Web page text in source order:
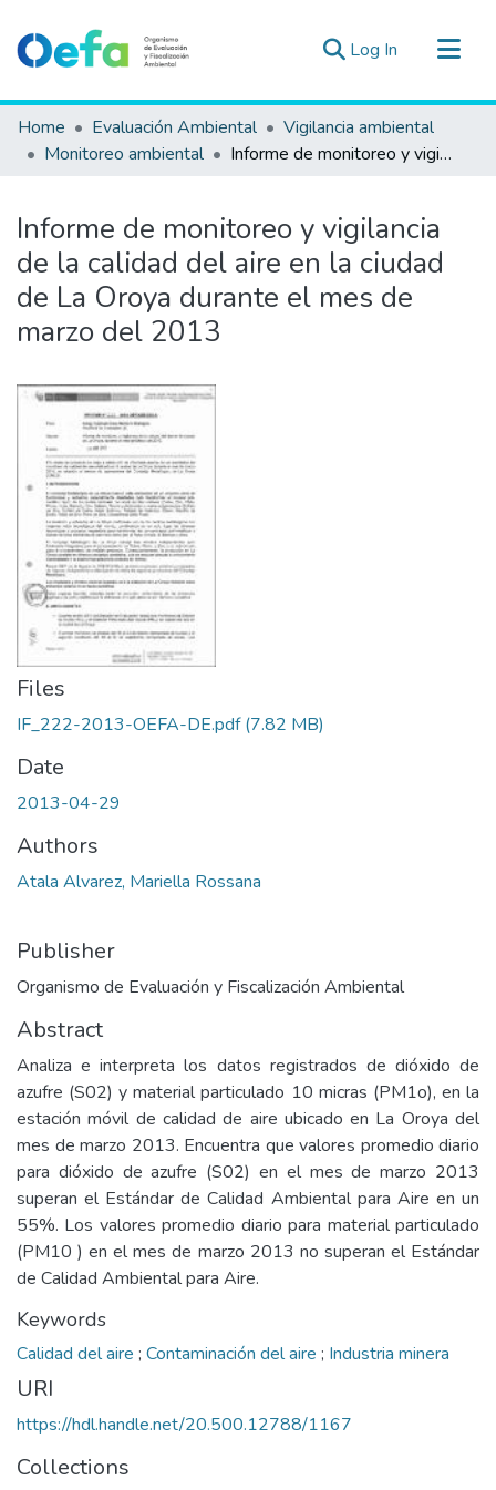
Log In (current)
Communities & Collections
All of DSpace
Estad. Externas
Guias ▾
Home Evaluación Ambiental
Vigilancia ambiental
Monitoreo ambiental
Informe de monitoreo y vigilancia de la calidad del aire en la ciudad de La Oroya durante el mes de marzo del 2013
Informe de monitoreo y vigilancia
de la calidad del aire en la ciudad
de La Oroya durante el mes de
marzo del 2013
Files
IF_222-2013-OEFA-DE.pdf(7.82 MB)
Date
2013-04-29
Authors
Atala Alvarez, Mariella Rossana
Publisher
Organismo de Evaluación y Fiscalización Ambiental
Abstract
Analiza e interpreta los datos registrados de dióxido de
azufre (S02) y material particulado 10 micras (PM1o), en la
estación móvil de calidad de aire ubicado en La Oroya del
mes de marzo 2013. Encuentra que valores promedio diario
para dióxido de azufre (S02) en el mes de marzo 2013
superan el Estándar de Calidad Ambiental para Aire en un
55%. Los valores promedio diario para material particulado
(PM10 ) en el mes de marzo 2013 no superan el Estándar
de Calidad Ambiental para Aire.
Keywords
Calidad del aire ; Contaminación del aire ; Industria minera
URI
https://hdl.handle.net/20.500.12788/1167
Collections